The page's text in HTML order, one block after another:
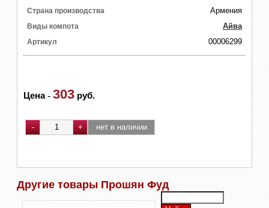
Страна производства Армения
Виды компота Айва
Артикул 00006299
Цена- 303 руб.
Другие товары Прошян Фуд